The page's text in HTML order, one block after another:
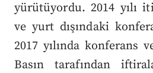
yürütüyordu. 2014 yılı
ve yurt dışındaki
2017 yılında konferans
Basın tarafından